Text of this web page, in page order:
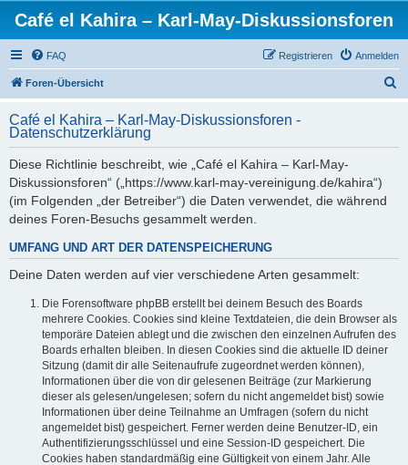
Café el Kahira – Karl-May-Diskussionsforen
FAQ Anmelden
Registrieren
Foren-Übersicht
h
Café el Kahira – Karl-May-Diskussionsforen -
Datenschutzerklärung
Diese Richtlinie beschreibt, wie „Café el Kahira – Karl-May-
Diskussionsforen“ („https://www.karl-may-vereinigung.de/kahira“)
(im Folgenden „der Betreiber“) die Daten verwendet, die während
deines Foren-Besuchs gesammelt werden.
UMFANG UND ART DER DATENSPEICHERUNG
Deine Daten werden auf vier verschiedene Arten gesammelt:
Die Forensoftware phpBB erstellt bei deinem Besuch des Boards
mehrere Cookies. Cookies sind kleine Textdateien, die dein Browser als
temporäre Dateien ablegt und die zwischen den einzelnen Aufrufen des
Boards erhalten bleiben. In diesen Cookies sind die aktuelle ID deiner
Sitzung (damit dir alle Seitenaufrufe zugeordnet werden können),
Informationen über die von dir gelesenen Beiträge (zur Markierung
dieser als gelesen/ungelesen; sofern du nicht angemeldet bist) sowie
Informationen über deine Teilnahme an Umfragen (sofern du nicht
angemeldet bist) gespeichert. Ferner werden deine Benutzer-ID, ein
Authentifizierungsschlüssel und eine Session-ID gespeichert. Die
Cookies haben standardmäßig eine Gültigkeit von einem Jahr. Alle